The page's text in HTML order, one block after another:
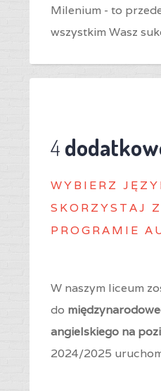
Milenium - to
wszystkim Wasz
4
WYBIERZ J
SKORZYSTAJ
PROGRAMIE
W naszym liceum
do
angielskiego na
2024/2025